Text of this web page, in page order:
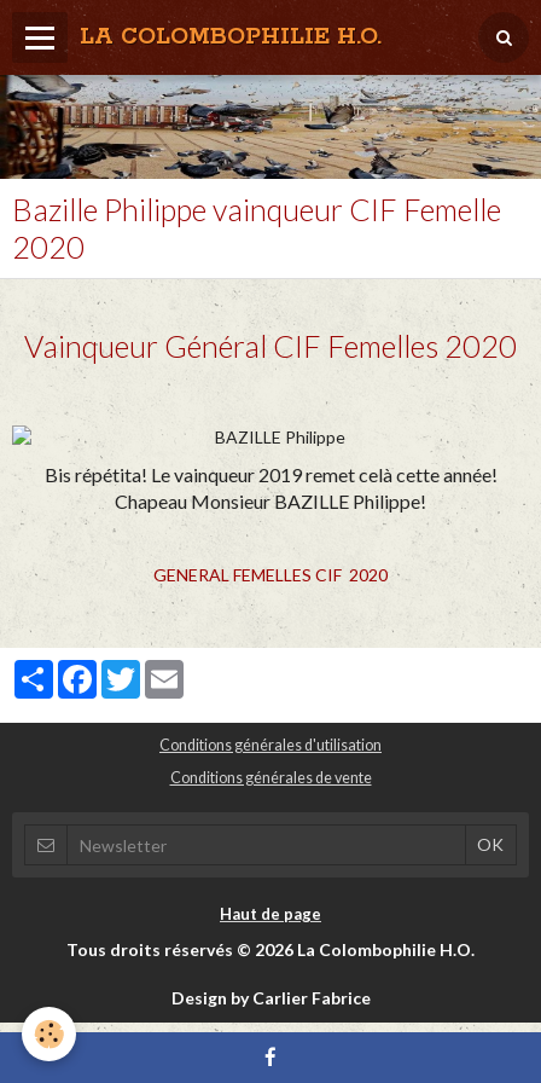
LA COLOMBOPHILIE H.O.
Home
Météo / Het weer
Lâcher / Los
Result. clubs, Provincial, (Inter)National
RFCB / KBDB
Bazille Philippe vainqueur CIF Femelle
2020
Vainqueur Général CIF Femelles 2020
Bis répétita! Le vainqueur 2019 remet celà cette année!
Chapeau Monsieur BAZILLE Philippe!
GENERAL FEMELLES CIF 2020
PartagerFacebook
Twitter
Conditions générales d'utilisation
Conditions générales de vente
Haut de page
Tous droits réservés © 2026 La Colombophilie H.O.
Design by Carlier Fabrice